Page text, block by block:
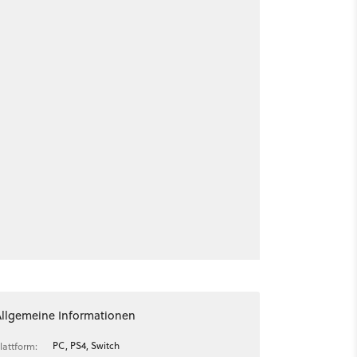
Informationen
PC, PS4, Switch